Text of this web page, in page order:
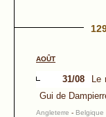
AOÛT
31/08
Le
Gui de
Angleterre - Belgique